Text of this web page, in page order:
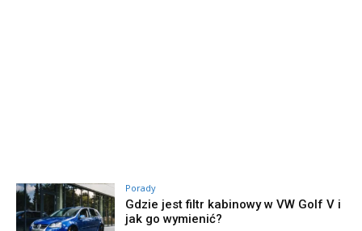
Porady
Gdzie jest filtr kabinowy w VW Golf V i
jak go wymienić?